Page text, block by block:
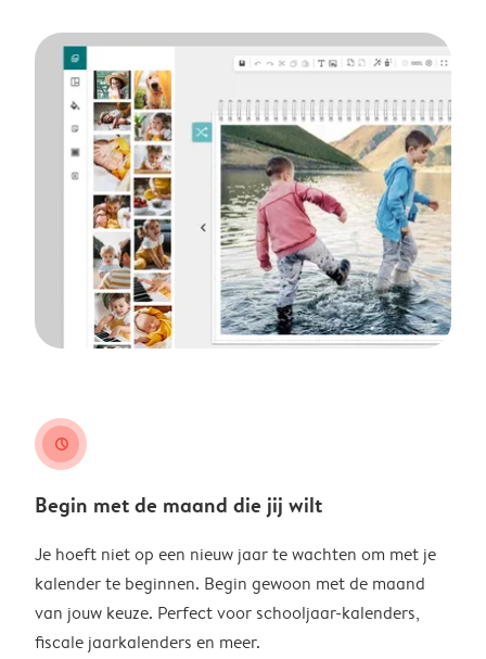
clock
Begin met de maand die jij wilt
Je hoeft niet op een nieuw jaar te wachten om met je
kalender te beginnen. Begin gewoon met de maand
van jouw keuze. Perfect voor schooljaar-kalenders,
fiscale jaarkalenders en meer.